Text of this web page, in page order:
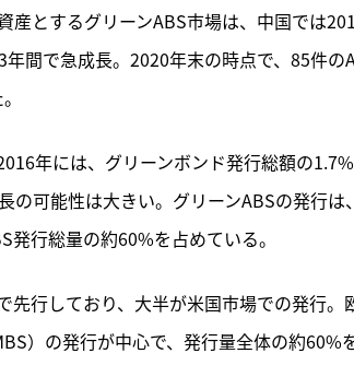
産とするグリーンABS市場は、中国では
間で急成長。2020年末の時点で、85件
年には、グリーンボンド発行総額の
の可能性は大きい。グリーンABSの発行
行総量の約60%を占めている。
先行しており、大半が米国市場での発行
）の発行が中心で、発行量全体の約60%